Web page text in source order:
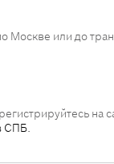
Москве или до
на
СПБ.